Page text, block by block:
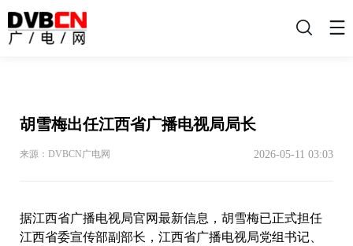
搜
胡雪梅出任江西省广播电视局局长
来源：DVBCN广电网 2026-05-11 03:03
据江西省广播电视局官网最新信息，胡雪梅已正式担任
江西省委宣传部副部长，江西省广播电视局党组书记、